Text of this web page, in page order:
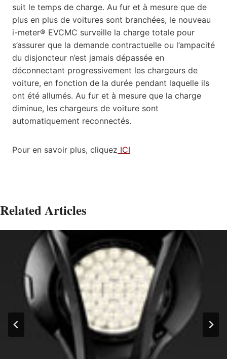
suit le temps de charge. Au fur et à mesure que de
plus en plus de voitures sont branchées, le nouveau
i-meter® EVCMC surveille la charge totale pour
s’assurer que la demande contractuelle ou l’ampacité
du disjoncteur n’est jamais dépassée en
déconnectant progressivement les chargeurs de
voiture, en fonction de la durée pendant laquelle ils
ont été allumés. Au fur et à mesure que la charge
diminue, les chargeurs de voiture sont
automatiquement reconnectés.
Pour en savoir plus, cliquez ICI
Related Articles